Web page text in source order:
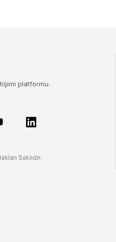
platformu.
Saklıdır.